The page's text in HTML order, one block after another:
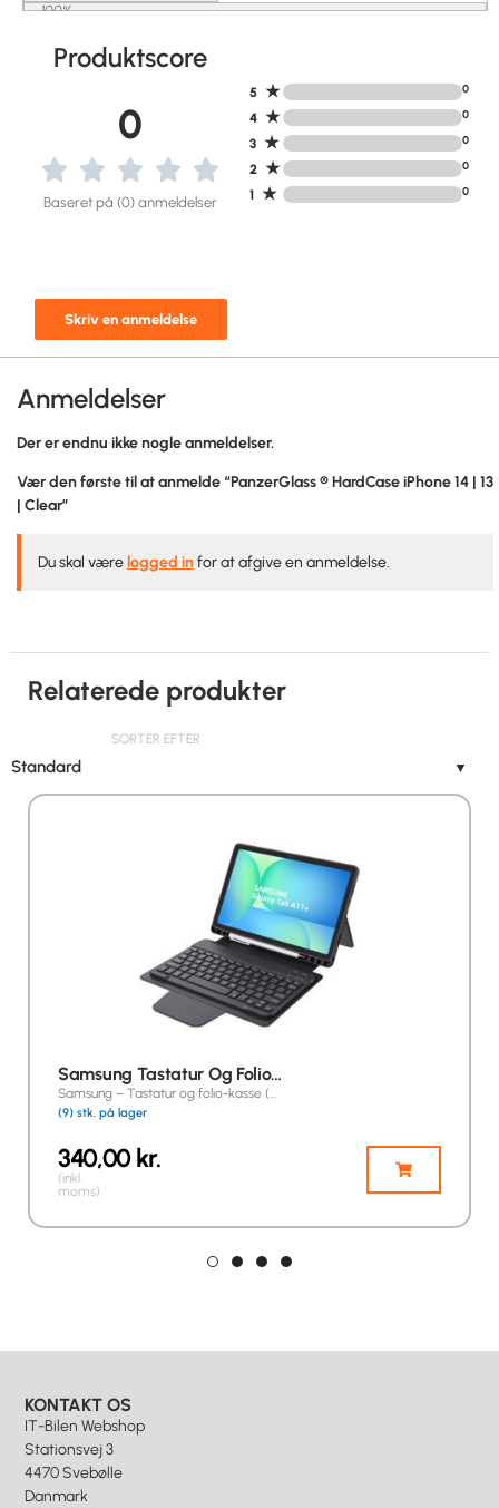
100%
Produktscore
0
Baseret på (0) anmeldelser
Skriv en anmeldelse
5 ★ 0
4 ★ 0
3 ★ 0
2 ★ 0
1 ★ 0
Anmeldelser
Der er endnu ikke nogle anmeldelser.
Vær den første til at anmelde “PanzerGlass ® HardCase iPhone 14 | 13
| Clear”
Du skal være logged infor at afgive en anmeldelse.
Relaterede produkter
SORTER EFTER
Standard ▼
Samsung Tastatur Og Folio…
Samsung – Tastatur og folio-kasse (…
(9) stk. på lager
340,00kr.
(inkl.
moms)
KONTAKT OS
IT-Bilen Webshop
Stationsvej 3
4470 Svebølle
Danmark